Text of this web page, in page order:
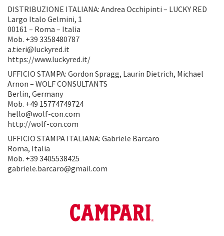
DISTRIBUZIONE ITALIANA: Andrea Occhipinti – LUCKY RED
Largo Italo Gelmini, 1
00161 – Roma – Italia
Mob. +39 3358480787
a.tieri@luckyred.it
https://www.luckyred.it/
UFFICIO STAMPA: Gordon Spragg, Laurin Dietrich, Michael
Arnon – WOLF CONSULTANTS
Berlin, Germany
Mob. +49 15774749724
hello@wolf-con.com
http://wolf-con.com
UFFICIO STAMPA ITALIANA: Gabriele Barcaro
Roma, Italia
Mob. +39 3405538425
gabriele.barcaro@gmail.com